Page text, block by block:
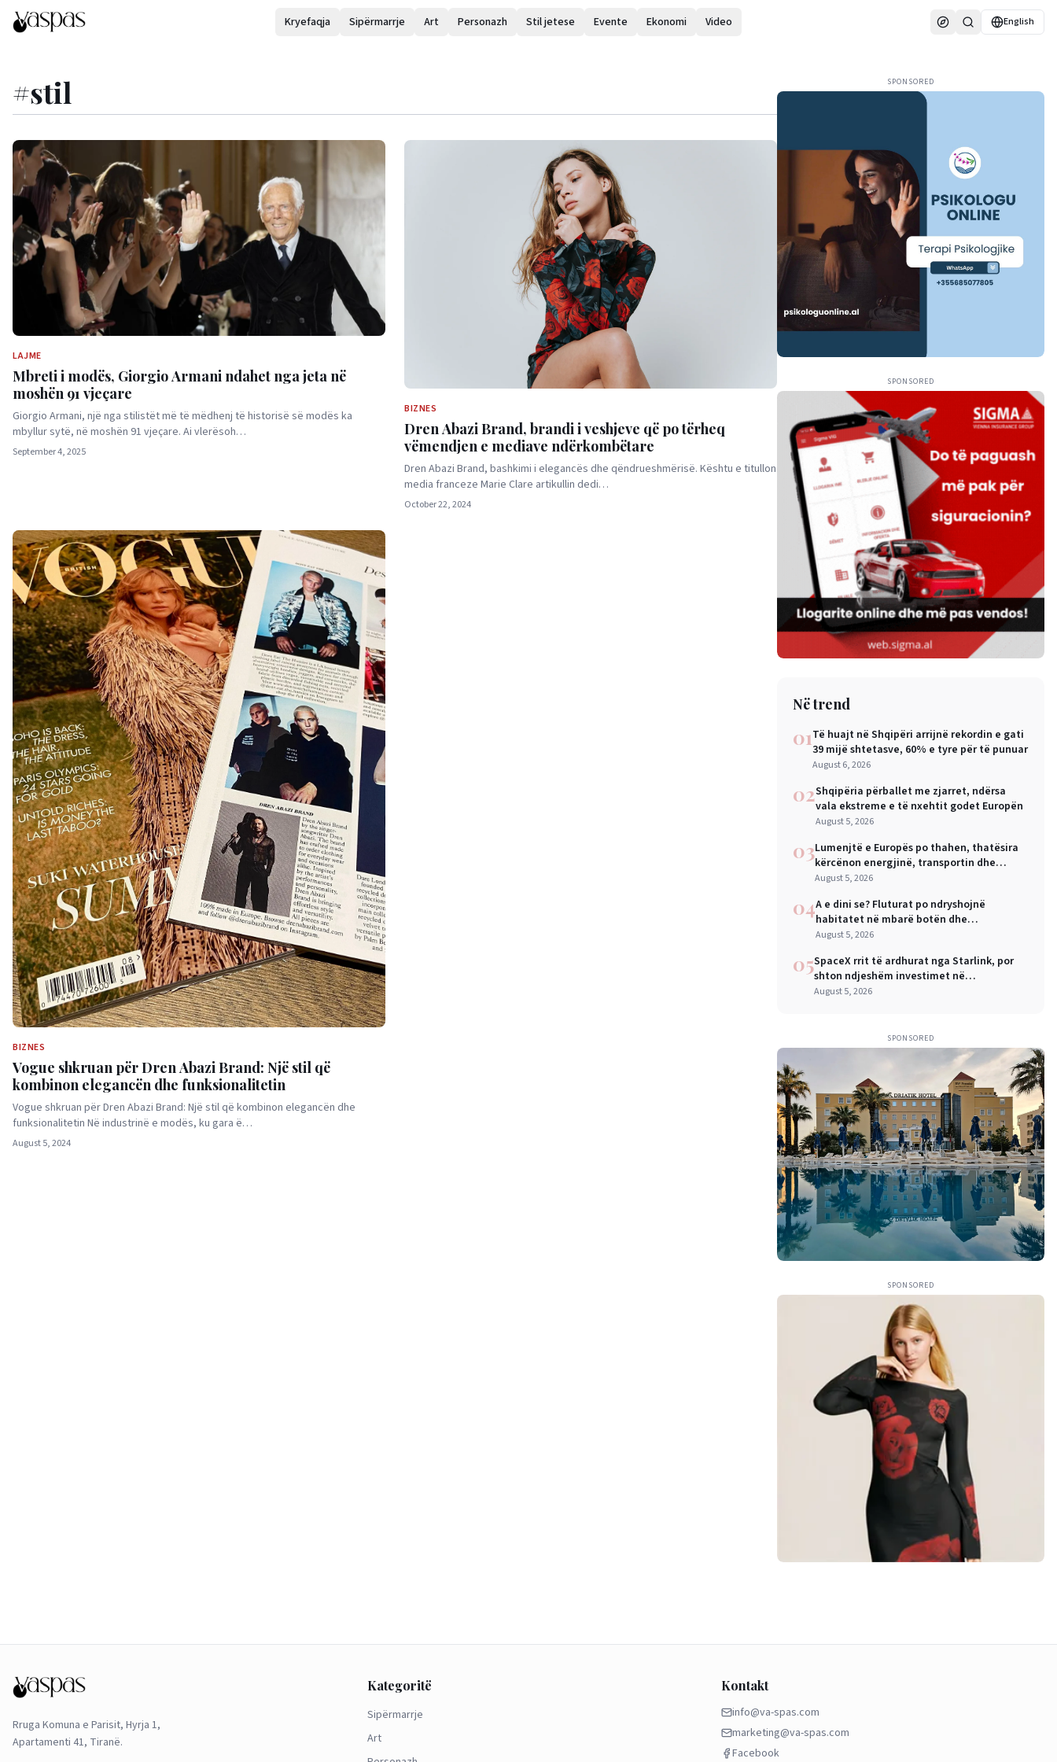
Kryefaqja Sipërmarrje Art Personazh Stil jetese Evente Ekonomi Video English
#stil
LAJME
Mbreti i modës, Giorgio Armani ndahet nga jeta në
moshën 91 vjeçare
Giorgio Armani, një nga stilistët më të mëdhenj të historisë së modës ka
mbyllur sytë, në moshën 91 vjeçare. Ai vlerësoh…
September 4, 2025
BIZNES
Dren Abazi Brand, brandi i veshjeve që po tërheq
vëmendjen e mediave ndërkombëtare
Dren Abazi Brand, bashkimi i elegancës dhe qëndrueshmërisë. Kështu e titullon
media franceze Marie Clare artikullin dedi…
October 22, 2024
BIZNES
Vogue shkruan për Dren Abazi Brand: Një stil që
kombinon elegancën dhe funksionalitetin
Vogue shkruan për Dren Abazi Brand: Një stil që kombinon elegancën dhe
funksionalitetin Në industrinë e modës, ku gara ë…
August 5, 2024
SPONSORED
SPONSORED
Në trend
01Të huajt në Shqipëri arrijnë rekordin e gati
39 mijë shtetasve, 60% e tyre për të punuar
August 6, 2026
02Shqipëria përballet me zjarret, ndërsa
vala ekstreme e të nxehtit godet Europën
August 5, 2026
03Lumenjtë e Europës po thahen, thatësira
kërcënon energjinë, transportin dhe
industrinë
August 5, 2026
04A e dini se? Fluturat po ndryshojnë
habitatet në mbarë botën dhe
shkencëtarët e konsiderojnë këtë një
August 5, 2026
05SpaceX rrit të ardhurat nga Starlink, por
shton ndjeshëm investimet në
inteligjencën artificiale
August 5, 2026
SPONSORED
SPONSORED
Rruga Komuna e Parisit, Hyrja 1,
Apartamenti 41, Tiranë.
Kategoritë
Sipërmarrje
Art
Kontakt
info@va-spas.com
marketing@va-spas.com
Facebook